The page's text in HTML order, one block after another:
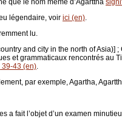
que le nom même d’Agarttha
légendaire, voir ici (en).
lu.
and city in the north of Asia)]
et grammaticaux rencontrés au
39-43 (en).
par exemple, Agartha,
a fait l’objet d’un examen